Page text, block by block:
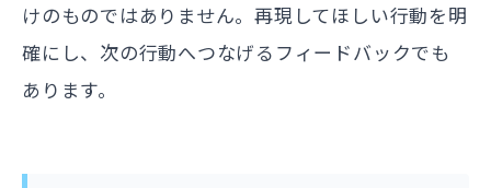
けのものではありません。再現してほしい行動を明
確にし、次の行動へつなげるフィードバックでも
あります。